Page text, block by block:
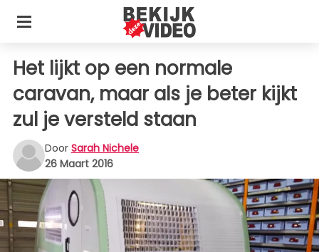
Het lijkt op een normale
caravan, maar als je beter kijkt
zul je versteld staan
Door Sarah Nichele
26 Maart 2016